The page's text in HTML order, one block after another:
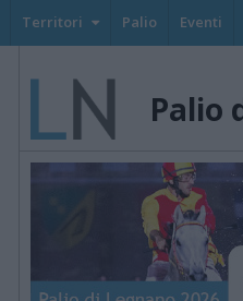
Territori Palio Eventi
Palio